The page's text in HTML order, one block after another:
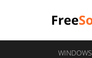
WINDOWS